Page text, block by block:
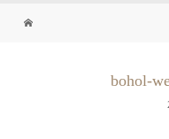
bohol-